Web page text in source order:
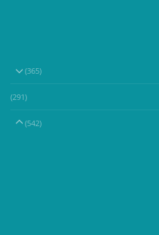
(365)
(291)
(542)